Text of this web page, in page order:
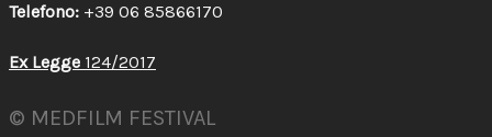
Telefono: +39 06 85866170
Ex Legge 124/2017
© MEDFILM FESTIVAL